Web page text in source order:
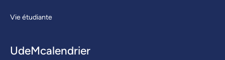
Vie étudiante
UdeMcalendrier